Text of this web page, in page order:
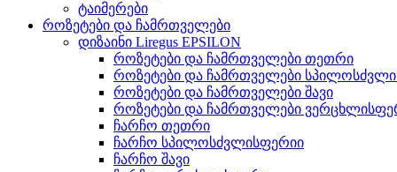
ტაიმერები
როზეტები და ჩამრთველები
დიზაინი Liregus EPSILON
როზეტები და ჩამრთველები თეთრი
როზეტები და ჩამრთველები
როზეტები და ჩამრთველები შავი
როზეტები და ჩამრთველები
ჩარჩო თეთრი
ჩარჩო სპილოსძვლისფერიი
ჩარჩო შავი